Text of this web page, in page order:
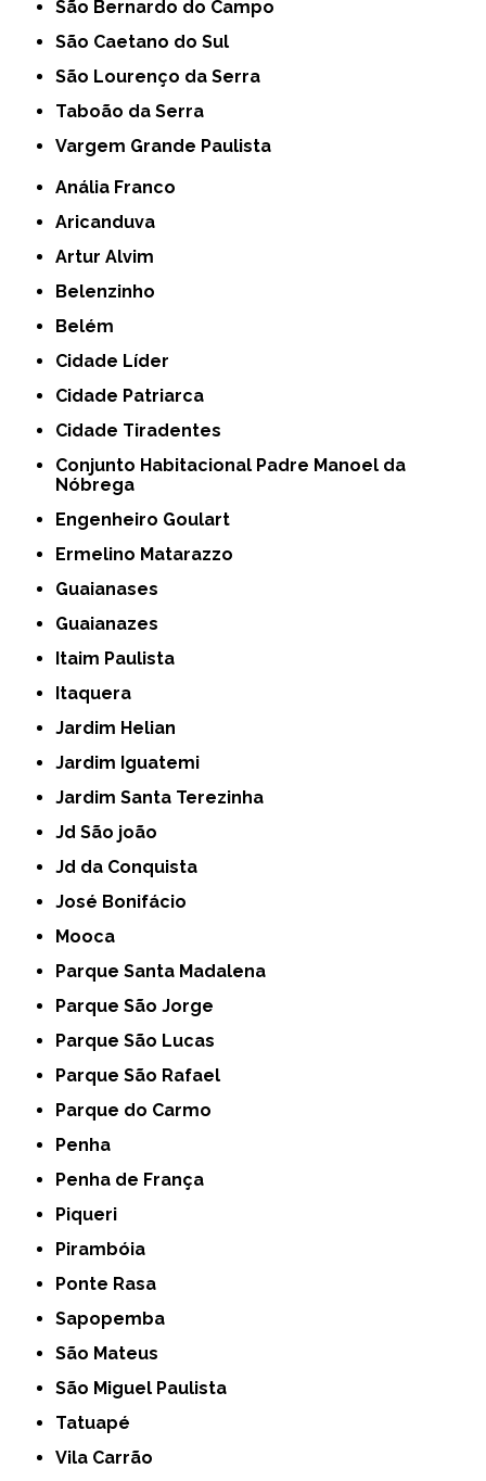
São Bernardo do Campo
São Caetano do Sul
São Lourenço da Serra
Taboão da Serra
Vargem Grande Paulista
Anália Franco
Aricanduva
Artur Alvim
Belenzinho
Belém
Cidade Líder
Cidade Patriarca
Cidade Tiradentes
Conjunto Habitacional Padre Manoel da
Nóbrega
Engenheiro Goulart
Ermelino Matarazzo
Guaianases
Guaianazes
Itaim Paulista
Itaquera
Jardim Helian
Jardim Iguatemi
Jardim Santa Terezinha
Jd São joão
Jd da Conquista
José Bonifácio
Mooca
Parque Santa Madalena
Parque São Jorge
Parque São Lucas
Parque São Rafael
Parque do Carmo
Penha
Penha de França
Piqueri
Pirambóia
Ponte Rasa
Sapopemba
São Mateus
São Miguel Paulista
Tatuapé
Vila Carrão